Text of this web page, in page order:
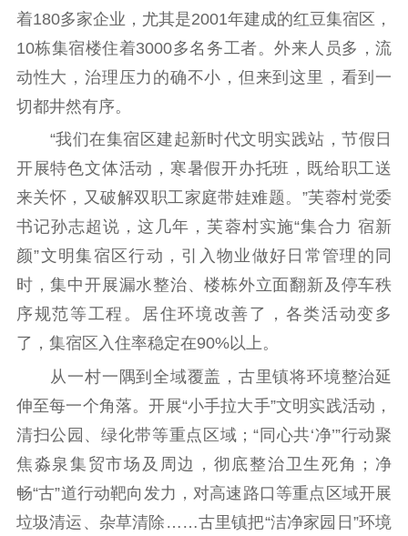
着180多家企业，尤其是2001年建成的红豆集宿区，
10栋集宿楼住着3000多名务工者。外来人员多，流
动性大，治理压力的确不小，但来到这里，看到一
切都井然有序。
“我们在集宿区建起新时代文明实践站，节假日
开展特色文体活动，寒暑假开办托班，既给职工送
来关怀，又破解双职工家庭带娃难题。”芙蓉村党委
书记孙志超说，这几年，芙蓉村实施“集合力 宿新
颜”文明集宿区行动，引入物业做好日常管理的同
时，集中开展漏水整治、楼栋外立面翻新及停车秩
序规范等工程。居住环境改善了，各类活动变多
了，集宿区入住率稳定在90%以上。
从一村一隅到全域覆盖，古里镇将环境整治延
伸至每一个角落。开展“小手拉大手”文明实践活动，
清扫公园、绿化带等重点区域；“同心共‘净’”行动聚
焦淼泉集贸市场及周边，彻底整治卫生死角；净
畅“古”道行动靶向发力，对高速路口等重点区域开展
垃圾清运、杂草清除……古里镇把“洁净家园日”环境